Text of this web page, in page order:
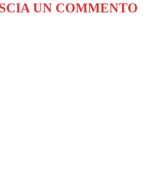
UN COMMENTO